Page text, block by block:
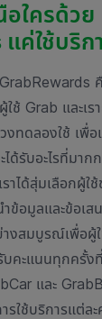
อใครด้วย
ใช้บริกา
ช้ Grab และเร
ทดลองใช้ เพื่อ
ได้รับอะไรที่มาก
าได้สุ่มเลือกผู้ใ
ข้อมูลและข้อเส
งสมบูรณ์เพื่อผู้
บคะแนนทุกครั้ง
และ
รใช้บริการแต่ล